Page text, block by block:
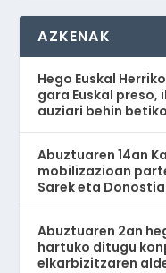
AZKENAK
Hego Euskal
gara Euskal
auziari behin
Abuztuaren 14an
mobilizazioan
Sarek eta
Abuztuaren 2an
hartuko ditugu
elkarbizitzaren